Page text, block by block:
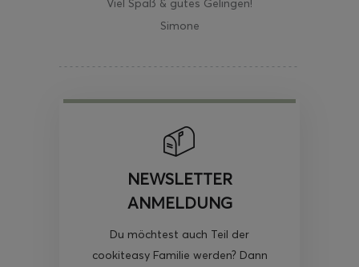
Viel Spaß & gutes Gelingen!
Simone
NEWSLETTER
ANMELDUNG
Du möchtest auch Teil der
cookiteasy Familie werden? Dann